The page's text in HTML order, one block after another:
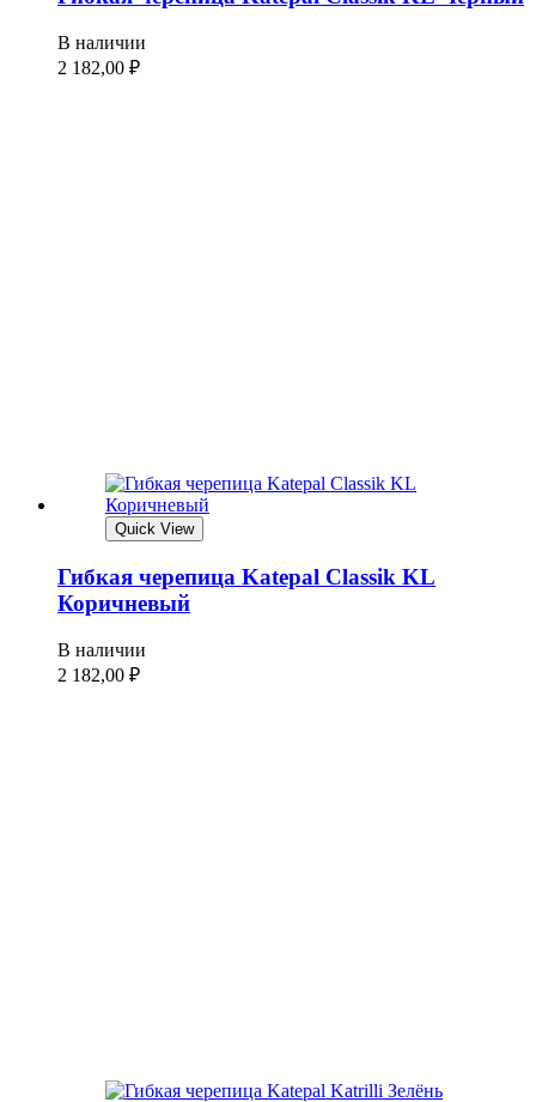
В наличии
2 182,00 ₽
Quick View
Гибкая черепица Katepal Classik KL
Коричневый
В наличии
2 182,00 ₽